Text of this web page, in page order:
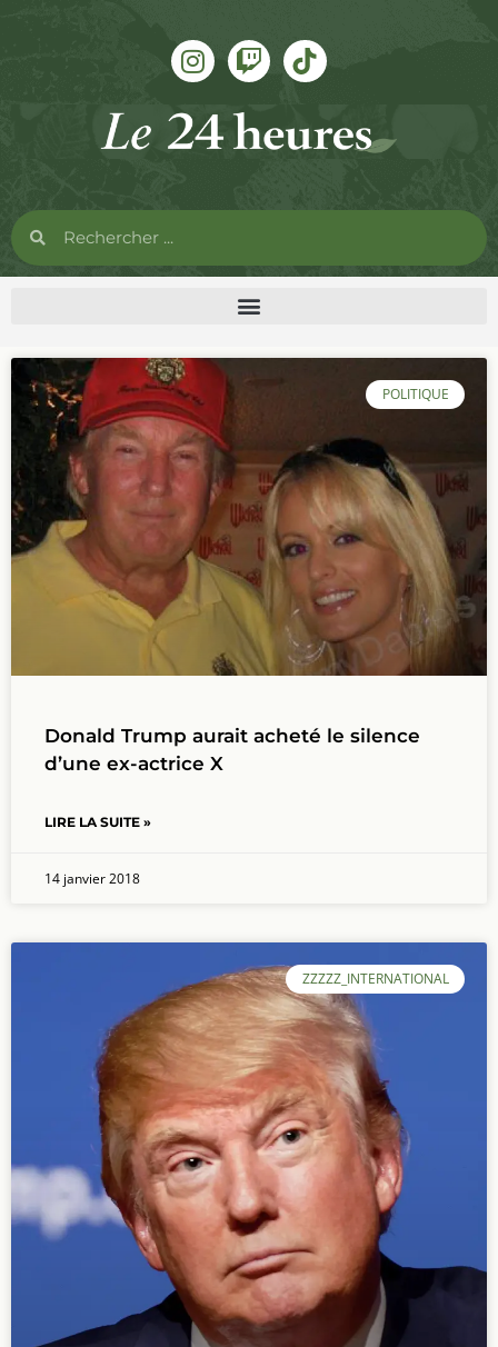
POLITIQUE
Donald Trump aurait acheté le silence
d’une ex-actrice X
LIRE LA SUITE »
14 janvier 2018
ZZZZZ_INTERNATIONAL